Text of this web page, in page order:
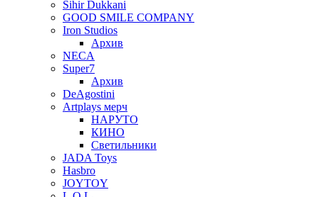
Sihir Dukkani
GOOD SMILE COMPANY
Iron Studios
Архив
NECA
Super7
Архив
DeAgostini
Artplays мерч
НАРУТО
КИНО
Светильники
JADA Toys
Hasbro
JOYTOY